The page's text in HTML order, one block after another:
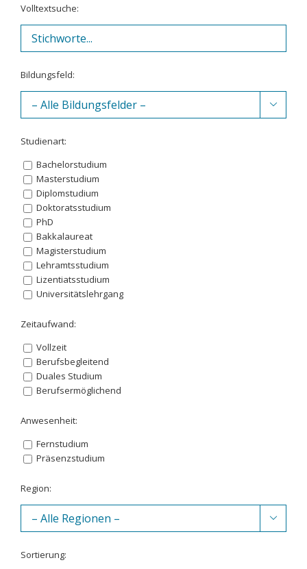
Volltextsuche:
Bildungsfeld:

Studienart:
Bachelorstudium
Masterstudium
Diplomstudium
Doktoratsstudium
PhD
Bakkalaureat
Magisterstudium
Lehramtsstudium
Lizentiatsstudium
Universitätslehrgang
Zeitaufwand:
Vollzeit
Berufsbegleitend
Duales Studium
Berufsermöglichend
Anwesenheit:
Fernstudium
Präsenzstudium
Region:

Sortierung: